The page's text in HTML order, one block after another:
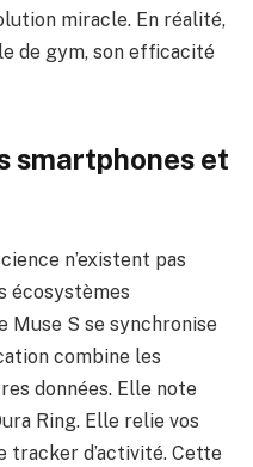
miracle. En réalité,
de gym, son efficacité
smartphones et
n’existent pas
écosystèmes
Muse S se synchronise
combine les
données. Elle note
Ring. Elle relie vos
tracker d’activité. Cette